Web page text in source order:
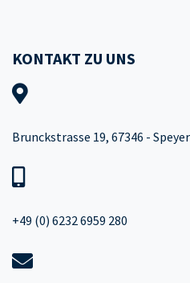
KONTAKT ZU UNS
Brunckstrasse 19, 67346 - Speyer
+49 (0) 6232 6959 280